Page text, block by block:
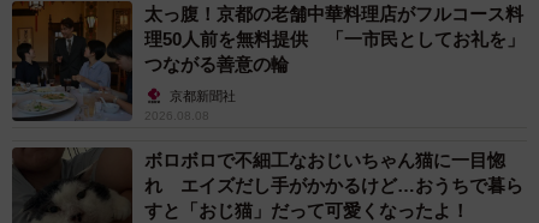
太っ腹！京都の老舗中華料理店がフルコース料
理50人前を無料提供 「一市民としてお礼を」
つながる善意の輪
京都新聞社
2026.08.08
ボロボロで不細工なおじいちゃん猫に一目惚
れ エイズだし手がかかるけど…おうちで暮ら
すと「おじ猫」だって可愛くなったよ！